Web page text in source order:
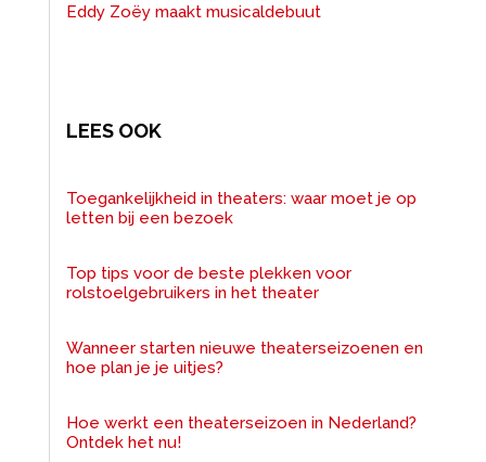
Eddy Zoëy maakt musicaldebuut
LEES OOK
Toegankelijkheid in theaters: waar moet je op
letten bij een bezoek
Top tips voor de beste plekken voor
rolstoelgebruikers in het theater
Wanneer starten nieuwe theaterseizoenen en
hoe plan je je uitjes?
Hoe werkt een theaterseizoen in Nederland?
Ontdek het nu!